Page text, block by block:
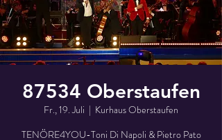
87534 Oberstaufen
Fr., 19. Juli
  |
Kurhaus Oberstaufen
TENÖRE4YOU-Toni Di Napoli & Pietro Pato